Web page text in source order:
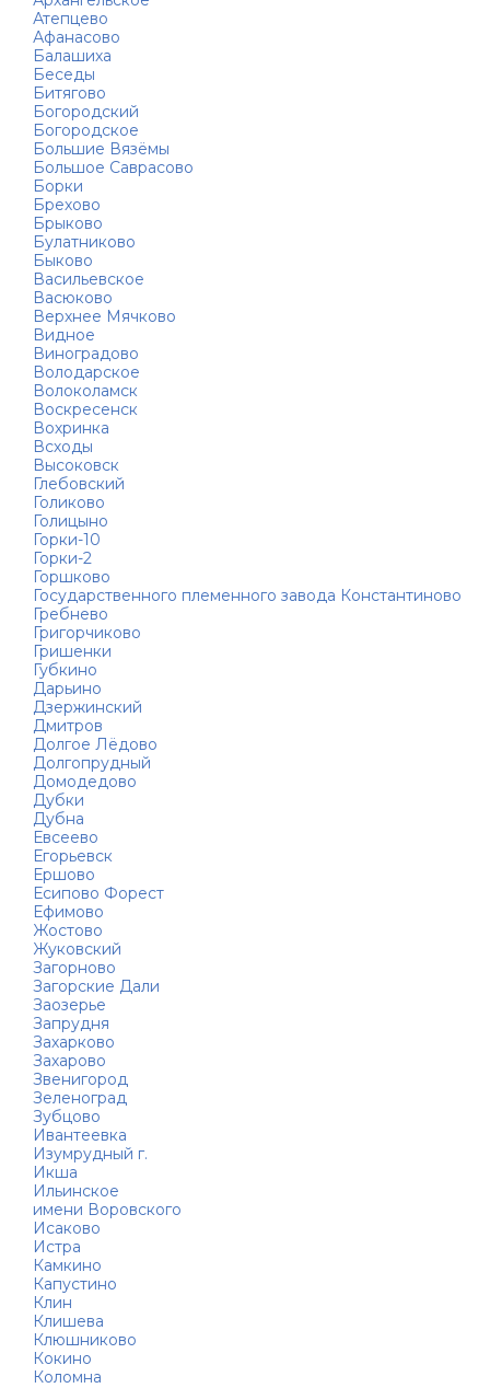
Атепцево
Афанасово
Балашиха
Беседы
Битягово
Богородский
Богородское
Большие Вязёмы
Большое Саврасово
Борки
Брехово
Брыково
Булатниково
Быково
Васильевское
Васюково
Верхнее Мячково
Видное
Виноградово
Володарское
Волоколамск
Воскресенск
Вохринка
Всходы
Высоковск
Глебовский
Голиково
Голицыно
Горки-10
Горки-2
Горшково
Государственного племенного завода Константиново
Гребнево
Григорчиково
Гришенки
Губкино
Дарьино
Дзержинский
Дмитров
Долгое Лёдово
Долгопрудный
Домодедово
Дубки
Дубна
Евсеево
Егорьевск
Ершово
Есипово Форест
Ефимово
Жостово
Жуковский
Загорново
Загорские Дали
Заозерье
Запрудня
Захарково
Захарово
Звенигород
Зеленоград
Зубцово
Ивантеевка
Изумрудный г.
Икша
Ильинское
имени Воровского
Исаково
Истра
Камкино
Капустино
Клин
Клишева
Клюшниково
Кокино
Коломна